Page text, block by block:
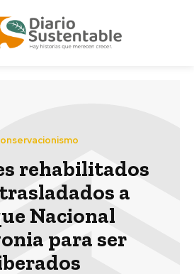
rehabilitados
a
Nacional
para ser